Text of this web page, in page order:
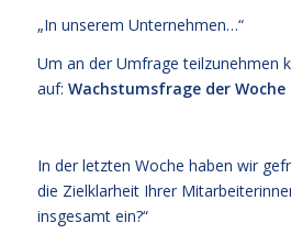
„In unserem Unternehmen…“
Um an der Umfrage teilzunehmen
auf: Wachstumsfrage der Woche
In der letzten Woche haben wir
die Zielklarheit Ihrer
insgesamt ein?“